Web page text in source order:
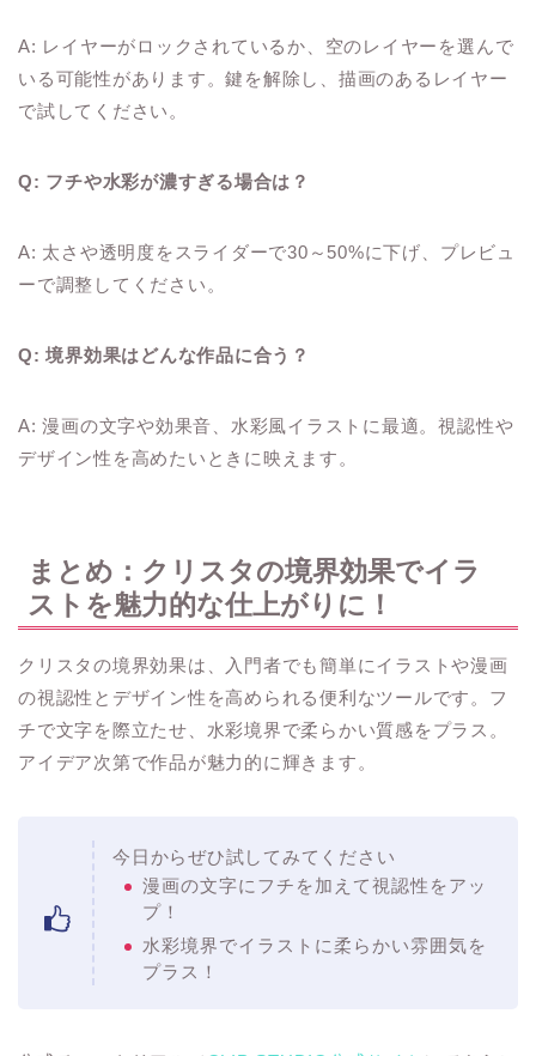
A: レイヤーがロックされているか、空のレイヤーを選んで
いる可能性があります。鍵を解除し、描画のあるレイヤー
で試してください。
Q: フチや水彩が濃すぎる場合は？
A: 太さや透明度をスライダーで30～50%に下げ、プレビュ
ーで調整してください。
Q: 境界効果はどんな作品に合う？
A: 漫画の文字や効果音、水彩風イラストに最適。視認性や
デザイン性を高めたいときに映えます。
まとめ：クリスタの境界効果でイラ
ストを魅力的な仕上がりに！
クリスタの境界効果は、入門者でも簡単にイラストや漫画
の視認性とデザイン性を高められる便利なツールです。フ
チで文字を際立たせ、水彩境界で柔らかい質感をプラス。
アイデア次第で作品が魅力的に輝きます。
今日からぜひ試してみてください
漫画の文字にフチを加えて視認性をアッ
プ！
水彩境界でイラストに柔らかい雰囲気を
プラス！